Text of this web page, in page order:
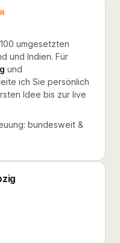
umgesetzten
und Indien. Für
und
ich Sie persönlich
Idee bis zur live
bundesweit &